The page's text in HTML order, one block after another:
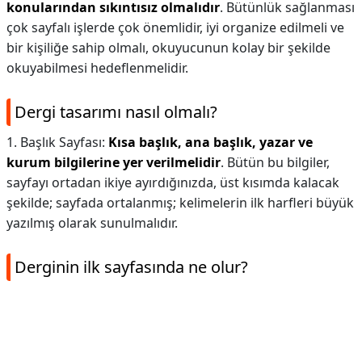
konularından sıkıntısız olmalıdır. Bütünlük sağlanması
çok sayfalı işlerde çok önemlidir, iyi organize edilmeli ve
bir kişiliğe sahip olmalı, okuyucunun kolay bir şekilde
okuyabilmesi hedeflenmelidir.
Dergi tasarımı nasıl olmalı?
1. Başlık Sayfası: Kısa başlık, ana başlık, yazar ve
kurum bilgilerine yer verilmelidir. Bütün bu bilgiler,
sayfayı ortadan ikiye ayırdığınızda, üst kısımda kalacak
şekilde; sayfada ortalanmış; kelimelerin ilk harfleri büyük
yazılmış olarak sunulmalıdır.
Derginin ilk sayfasında ne olur?